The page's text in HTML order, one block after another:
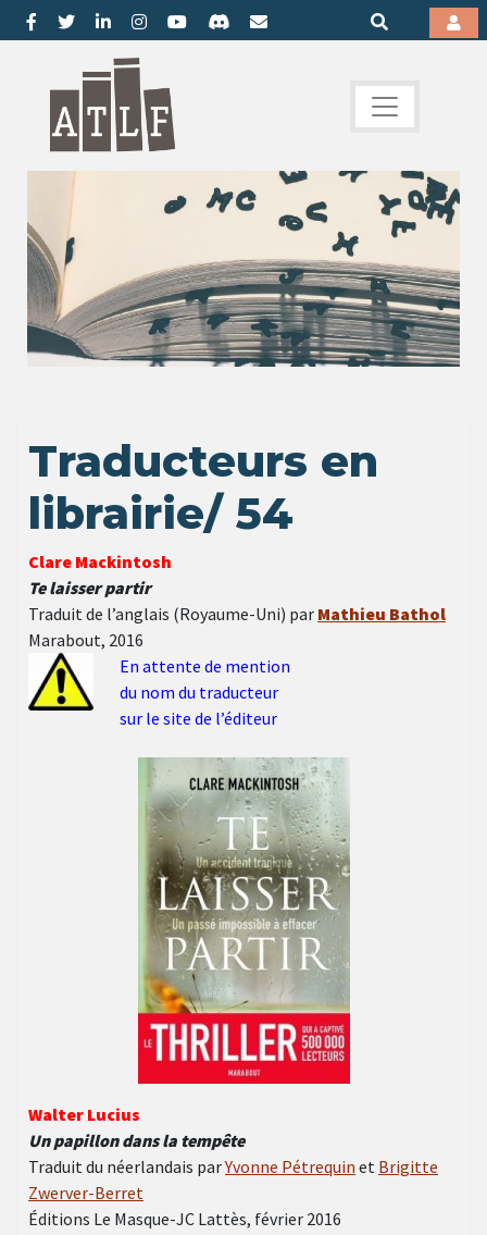
Traducteurs en
librairie/ 54
Clare Mackintosh
Te laisser partir
Traduit de l’anglais (Royaume-Uni) par Mathieu Bathol
Marabout, 2016
En attente de mention
du nom du traducteur
sur le site de l’éditeur
Walter Lucius
Un papillon dans la tempête
Traduit du néerlandais parYvonne Pétrequin et Brigitte
Zwerver-Berret
Éditions Le Masque-JC Lattès, février 2016